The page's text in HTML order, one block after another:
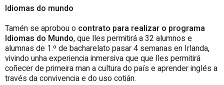
Idiomas do mundo
Tamén se aprobou o contrato para realizar o programa
Idiomas do Mundo, que lles permitirá a 32 alumnos e
alumnas de 1.º de bacharelato pasar 4 semanas en Irlanda,
vivindo unha experiencia inmersiva que que lles permitirá
coñecer de primeira man a cultura do país e aprender inglés a
través da convivencia e do uso cotián.